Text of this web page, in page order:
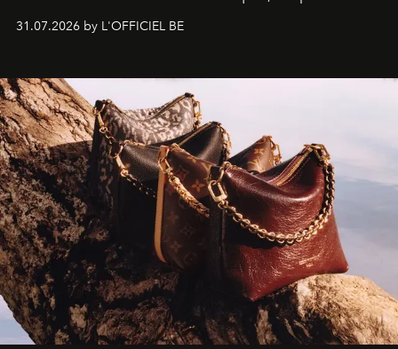
monumentales et poésie du mouvement, l'artiste
américain investit les espaces imaginés par Frank Gehry
sculpture.
31.07.2026 by L'OFFICIEL BE